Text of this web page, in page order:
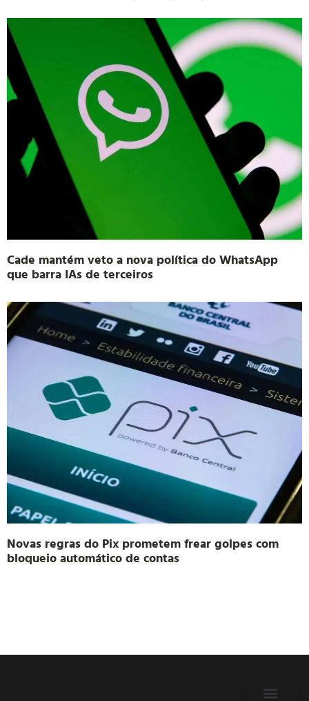
Cade mantém veto a nova política do WhatsApp
que barra IAs de terceiros
Novas regras do Pix prometem frear golpes com
bloqueio automático de contas